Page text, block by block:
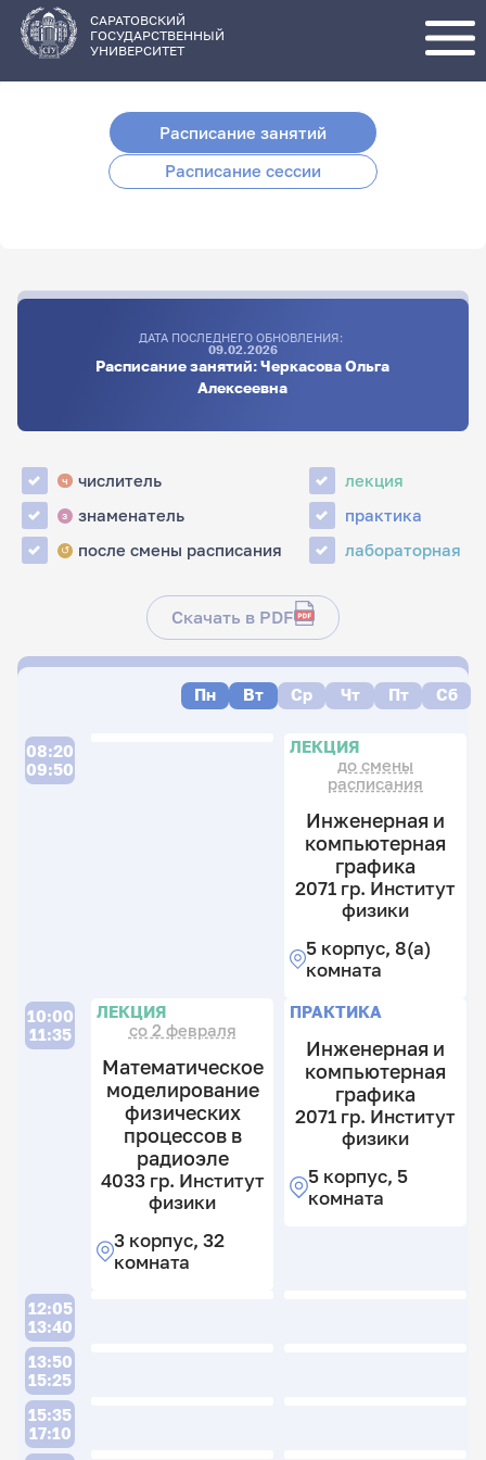
основному
содержанию
САРАТОВСКИЙ
ГОСУДАРСТВЕННЫЙ
УНИВЕРСИТЕТ
Расписание занятий
Расписание сессии
ДАТА ПОСЛЕДНЕГО ОБНОВЛЕНИЯ:
09.02.2026
Расписание занятий: Черкасова Ольга
Алексеевна
ч числитель
з знаменатель
↺ после смены расписания
лекция
практика
лабораторная
Скачать в PDF
Пн Вт Ср Чт Пт Сб
08:20
09:50
ЛЕКЦИЯ
до смены
расписания
Инженерная и
компьютерная
графика
2071 гр. Институт
физики
5 корпус, 8(а)
комната
10:00
11:35
ЛЕКЦИЯ
со 2 февраля
Математическое
моделирование
физических
процессов в
радиоэле
4033 гр. Институт
физики
3 корпус, 32
комната
ПРАКТИКА
Инженерная и
компьютерная
графика
2071 гр. Институт
физики
5 корпус, 5
комната
12:05
13:40
13:50
15:25
15:35
17:10